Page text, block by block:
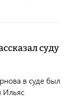
суду
в суде был
Ильяс